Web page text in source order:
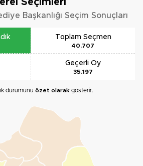
Başkanlığı Seçim Sonuçları
Toplam Seçmen
40.707
Geçerli Oy
35.197
durumunu özet olarak gösterir.